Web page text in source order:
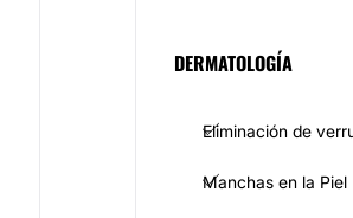
DERMATOLOGÍA
Eliminación de
Manchas en la Piel